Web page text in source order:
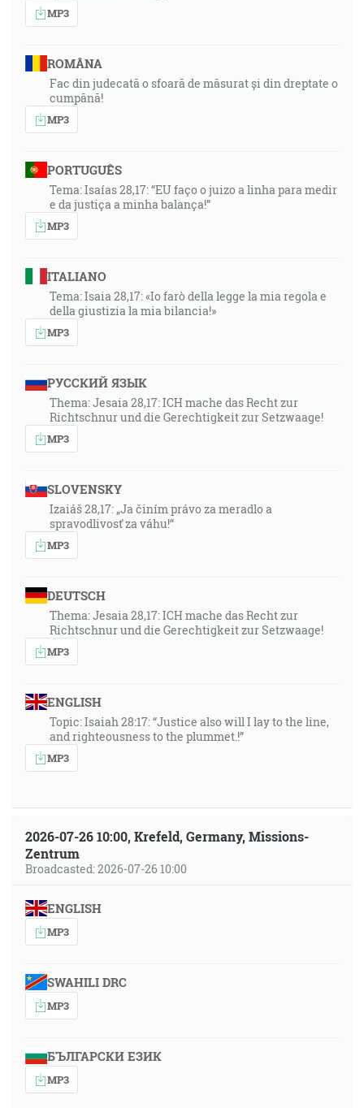
MP3
ROMÂNA
Fac din judecată o sfoară de măsurat și din dreptate o
cumpănă!
MP3
PORTUGUÊS
Tema: Isaías 28,17: “EU faço o juizo a linha para medir
e da justiça a minha balança!”
MP3
ITALIANO
Tema: Isaia 28,17: «Io farò della legge la mia regola e
della giustizia la mia bilancia!»
MP3
РУССКИЙ ЯЗЫК
Thema: Jesaia 28,17: ICH mache das Recht zur
Richtschnur und die Gerechtigkeit zur Setzwaage!
MP3
SLOVENSKY
Izaiáš 28,17: „Ja činím právo za meradlo a
spravodlivosť za váhu!“
MP3
DEUTSCH
Thema: Jesaia 28,17: ICH mache das Recht zur
Richtschnur und die Gerechtigkeit zur Setzwaage!
MP3
ENGLISH
Topic: Isaiah 28:17: “Justice also will I lay to the line,
and righteousness to the plummet.!”
MP3
2026-07-26 10:00, Krefeld, Germany, Missions-
Zentrum
Broadcasted: 2026-07-26 10:00
ENGLISH
MP3
SWAHILI DRC
MP3
БЪЛГАРСКИ ЕЗИК
MP3